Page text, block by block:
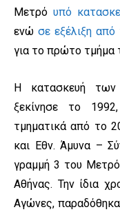
Μετρό υπό
ενώ σε εξέλιξη
για το πρώτο τμήμα
Η κατασκευή
ξεκίνησε το
τμηματικά από το
και Εθν. Άμυνα –
γραμμή 3 του
Αθήνας. Την ίδια
Αγώνες,